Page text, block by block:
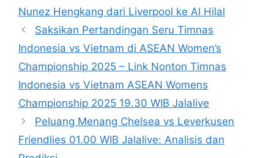
Nunez Hengkang dari Liverpool ke Al Hilal
Saksikan Pertandingan Seru Timnas
Indonesia vs Vietnam di ASEAN Women’s
Championship 2025 – Link Nonton Timnas
Indonesia vs Vietnam ASEAN Womens
Championship 2025 19.30 WIB Jalalive
Peluang Menang Chelsea vs Leverkusen
Friendlies 01.00 WIB Jalalive: Analisis dan